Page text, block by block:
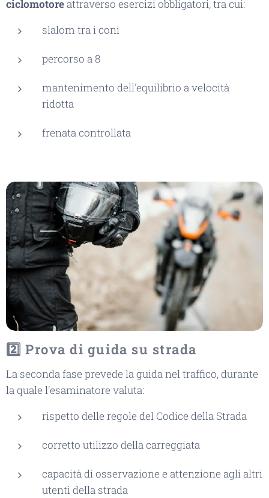
ciclomotoreattraverso esercizi obbligatori, tra cui:
slalom tra i coni
percorso a 8
mantenimento dell'equilibrio a velocità
ridotta
frenata controllata
2️⃣ Prova di guida su strada
La seconda fase prevede la guida nel traffico, durante
la quale l'esaminatore valuta:
rispetto delle regole del Codice della Strada
corretto utilizzo della carreggiata
capacità di osservazione e attenzione agli altri
utenti della strada